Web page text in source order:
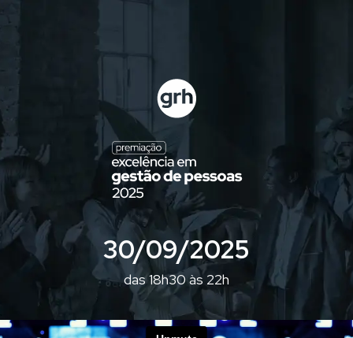
30/09/2025
das 18h30 às 22h